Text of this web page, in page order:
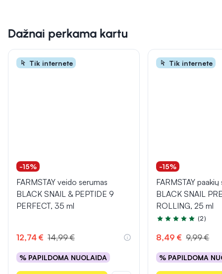
Dažnai perkama kartu
Tik internete
-15%
FARMSTAY veido serumas
BLACK SNAIL & PEPTIDE 9
PERFECT, 35 ml
12,74 € 14,99 €
% PAPILDOMA NUOLAIDA
Tik internete
-15%
FARMSTAY
BLACK SNAIL
ROLLING, 25 ml
Įvertinimas 5.0 iš 5
(2)
8,49 € 9,99 €
% PAPILDOMA